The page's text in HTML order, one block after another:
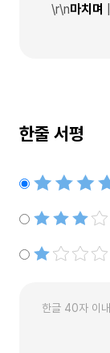
\r\n마치며
한줄 서평
별점5개
별점3개
별점1개